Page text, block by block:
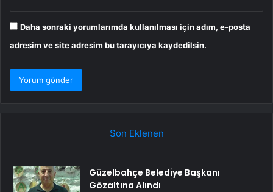
Daha sonraki yorumlarımda kullanılması için adım, e-posta
adresim ve site adresim bu tarayıcıya kaydedilsin.
Son Eklenen
Güzelbahçe Belediye Başkanı
Gözaltına Alındı